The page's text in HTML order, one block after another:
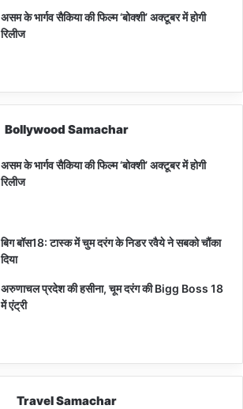
असम के भार्गव सैकिया की फिल्म ‘बोक्शी’ अक्टूबर में होगी
रिलीज
Bollywood Samachar
असम के भार्गव सैकिया की फिल्म ‘बोक्शी’ अक्टूबर में होगी
रिलीज
बिग बॉस18: टास्क में चुम दरंग के निडर रवैये ने सबको चौंका
दिया
अरुणाचल प्रदेश की हसीना, चूम दरंग की Bigg Boss 18
में एंट्री
Travel Samachar